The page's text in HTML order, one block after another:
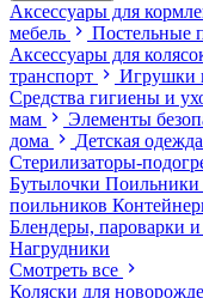
Аксессуары для
мебель
Постельные
Аксессуары для
транспорт
Игрушки
Средства гигиены и
мам
Элементы
дома
Детская одежда
Стерилизаторы-
Бутылочки Поильники
поильников
Блендеры, пароварки
Нагрудники
Смотреть все
Коляски для